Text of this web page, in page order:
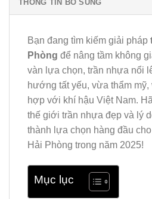
THÔNG TIN BỔ SUNG
Bạn đang tìm kiếm giải pháp
Phòng để nâng tầm không
vàn lựa chọn, trần nhựa nổi
hướng tất yếu, vừa thẩm
hợp với khí hậu Việt Nam.
thế giới trần nhựa đẹp và lý
thành lựa chọn hàng đầu
Hải Phòng trong năm 2025!
Mục lục